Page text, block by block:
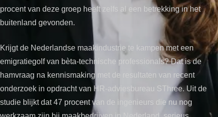
procent van deze groep heeft zelfs al een betrekking in het
buitenland gevonden.
Krijgt de Nederlandse maakindustrie te kampen met een
emigratiegolf van bèta-technische professionals? Dat is de
hamvraag na kennismaking met de resultaten van recent
onderzoek in opdracht van HR-adviesbureau SThree. Uit de
studie blijkt dat 47 procent van de ingenieurs die nu nog